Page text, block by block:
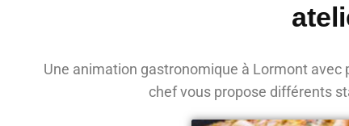
Une animation gastronomique à Lormont
chef vous propose différents